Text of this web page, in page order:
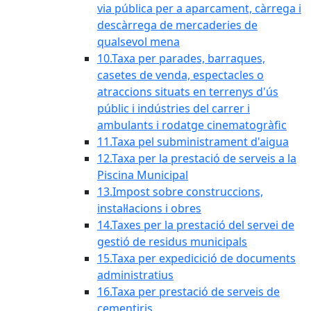
via pública per a aparcament, càrrega i
descàrrega de mercaderies de
qualsevol mena
10.Taxa per parades, barraques,
casetes de venda, espectacles o
atraccions situats en terrenys d'ús
públic i indústries del carrer i
ambulants i rodatge cinematogràfic
11.Taxa pel subministrament d'aigua
12.Taxa per la prestació de serveis a la
Piscina Municipal
13.Impost sobre construccions,
instal·lacions i obres
14.Taxes per la prestació del servei de
gestió de residus municipals
15.Taxa per expedicició de documents
administratius
16.Taxa per prestació de serveis de